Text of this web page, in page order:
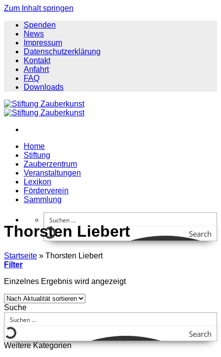
Zum Inhalt springen
Spenden
News
Impressum
Datenschutzerklärung
Kontakt
Anfahrt
FAQ
Downloads
Home
Stiftung
Zauberzentrum
Veranstaltungen
Lexikon
Förderverein
Sammlung
Search
Thorsten Liebert
Startseite » Thorsten Liebert
Filter
Einzelnes Ergebnis wird angezeigt
Suche
Search
Weitere Kategorien